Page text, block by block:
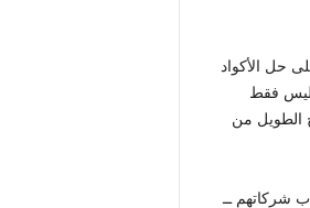
حل الأكواد
ليس فقط
الطويل من
شركاتهم ــ